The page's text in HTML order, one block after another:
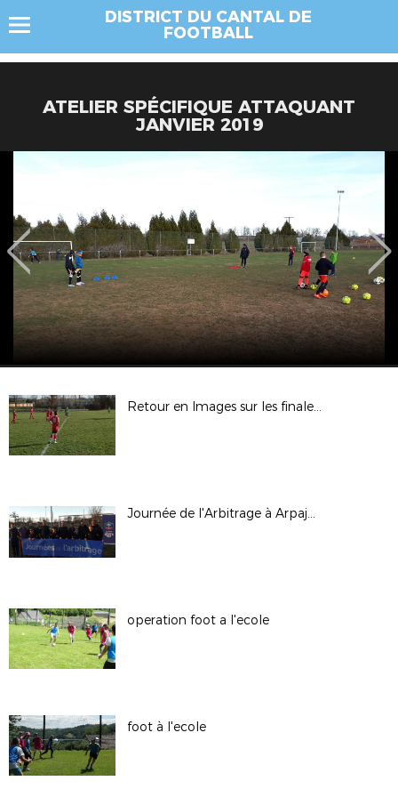
DISTRICT DU CANTAL DE
FOOTBALL
ATELIER SPÉCIFIQUE ATTAQUANT
JANVIER 2019
Retour en Images sur les finales départementales des Sections Sportives
Journée de l'Arbitrage à Arpajon le Samedi 24 Novembre 2018
operation foot a l'ecole
foot à l'ecole